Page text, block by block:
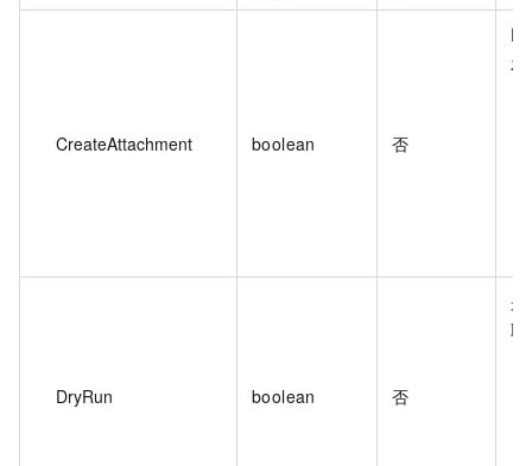
CreateAttachment boolean 否
发
DryRun boolean 否
是
取